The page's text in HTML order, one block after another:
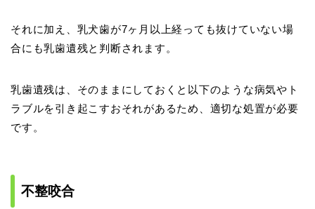
それに加え、乳犬歯が7ヶ月以上経っても抜けていない場
合にも乳歯遺残と判断されます。
乳歯遺残は、そのままにしておくと以下のような病気やト
ラブルを引き起こすおそれがあるため、適切な処置が必要
です。
不整咬合